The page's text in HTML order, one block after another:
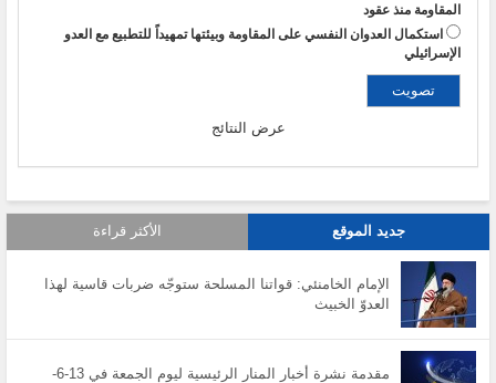
المقاومة منذ عقود
استكمال العدوان النفسي على المقاومة وبيئتها تمهيداً للتطبيع مع العدو
الإسرائيلي
عرض النتائج
جديد الموقع الأكثر قراءة
الإمام الخامنئي: قواتنا المسلحة ستوجّه ضربات قاسية لهذا
العدوّ الخبيث
مقدمة نشرة أخبار المنار الرئيسية ليوم الجمعة في 13-6-